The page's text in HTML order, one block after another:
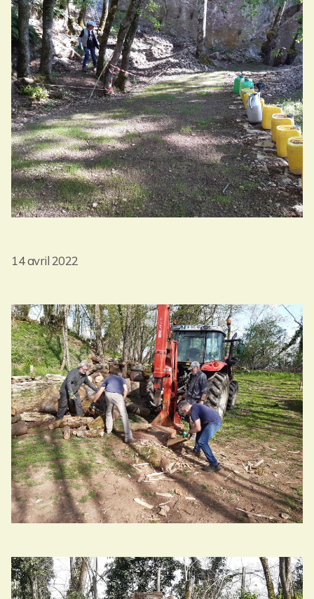
14 avril 2022